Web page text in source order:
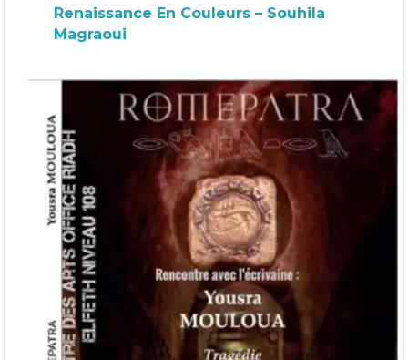
Renaissance En Couleurs – Souhila
Magraoui